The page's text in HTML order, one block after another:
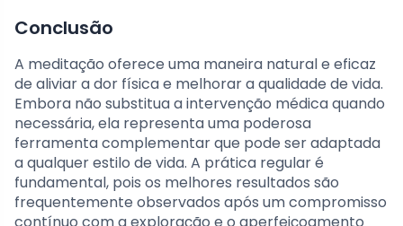
Conclusão
A meditação oferece uma maneira natural e eficaz
de aliviar a dor física e melhorar a qualidade de vida.
Embora não substitua a intervenção médica quando
necessária, ela representa uma poderosa
ferramenta complementar que pode ser adaptada
a qualquer estilo de vida. A prática regular é
fundamental, pois os melhores resultados são
frequentemente observados após um compromisso